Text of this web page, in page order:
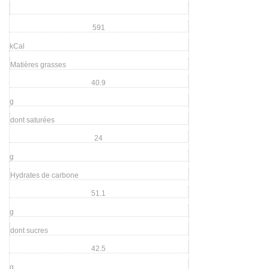
591
kCal
Matières grasses
40.9
g
dont saturées
24
g
Hydrates de carbone
51.1
g
dont sucres
42.5
g